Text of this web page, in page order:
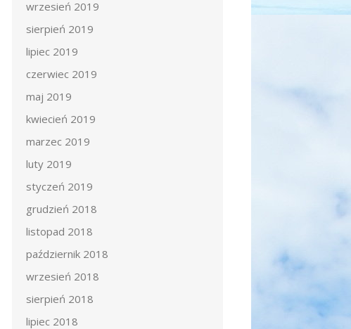
wrzesień 2019
sierpień 2019
lipiec 2019
czerwiec 2019
maj 2019
kwiecień 2019
marzec 2019
luty 2019
styczeń 2019
grudzień 2018
listopad 2018
październik 2018
wrzesień 2018
sierpień 2018
lipiec 2018